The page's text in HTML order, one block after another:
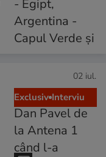
Exclusiv Interviu
02 iul.